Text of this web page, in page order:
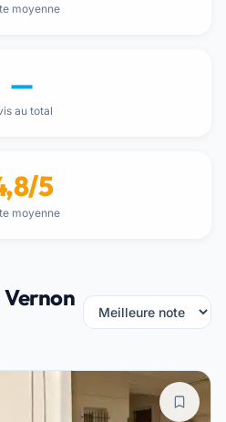
moyenne
—
au total
5
moyenne